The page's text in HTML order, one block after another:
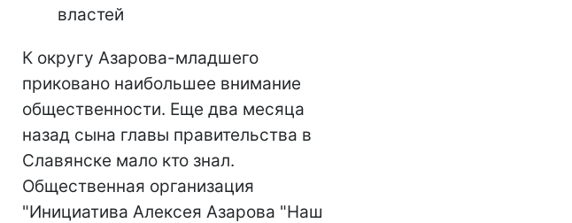
властей
К округу Азарова-младшего
приковано наибольшее внимание
общественности. Еще два месяца
назад сына главы правительства в
Славянске мало кто знал.
Общественная организация
"Инициатива Алексея Азарова "Наш